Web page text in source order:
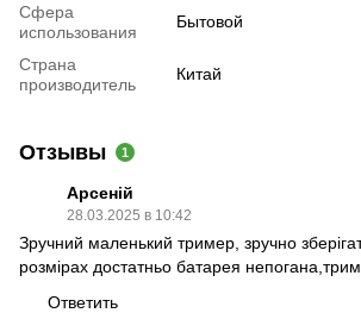
Сфера
использования
Бытовой
Страна
производитель
Китай
Отзывы 1
Арсеній
28.03.2025 в 10:42
Зручний маленький тример, зручно
розмірах достатньо батарея
Ответить